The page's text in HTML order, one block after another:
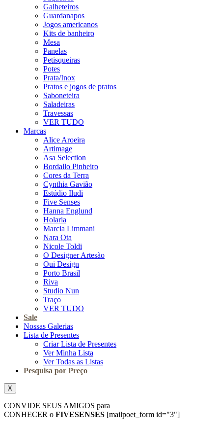
Galheteiros
Guardanapos
Jogos americanos
Kits de banheiro
Mesa
Panelas
Petisqueiras
Potes
Prata/Inox
Pratos e jogos de pratos
Saboneteira
Saladeiras
Travessas
VER TUDO
Marcas
Alice Aroeira
Artimage
Asa Selection
Bordallo Pinheiro
Cores da Terra
Cynthia Gavião
Estúdio Iludi
Five Senses
Hanna Englund
Holaria
Marcia Limmani
Nara Ota
Nicole Toldi
O Designer Artesão
Oui Design
Porto Brasil
Riva
Studio Nun
Traço
VER TUDO
Sale
Nossas Galerias
Lista de Presentes
Criar Lista de Presentes
Ver Minha Lista
Ver Todas as Listas
Pesquisa por Preço
X
CONVIDE SEUS AMIGOS para
CONHECER o FIVESENSES [mailpoet_form id="3"]